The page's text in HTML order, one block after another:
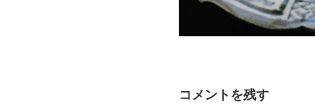
コメントを残す